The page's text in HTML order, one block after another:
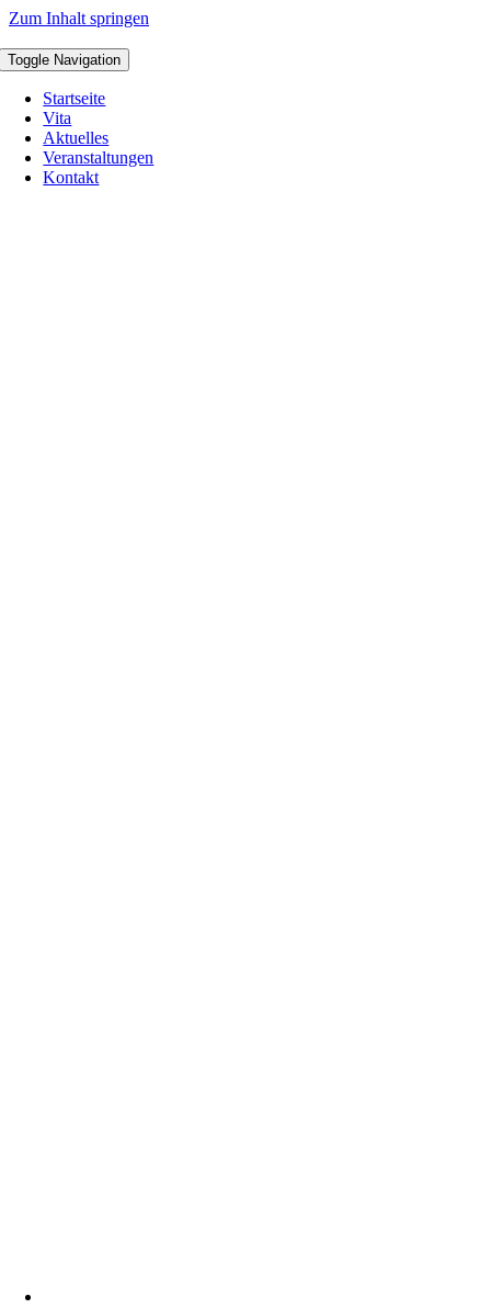
Zum Inhalt springen
Toggle Navigation
Startseite
Vita
Aktuelles
Veranstaltungen
Kontakt